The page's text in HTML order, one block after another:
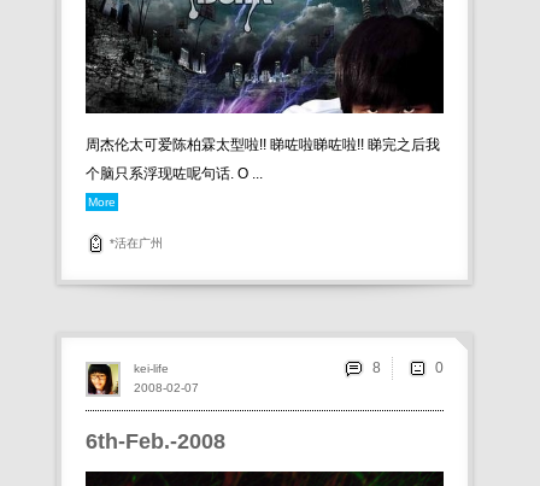
周杰伦太可爱陈柏霖太型啦!! 睇咗啦睇咗啦!! 睇完之后我
个脑只系浮现咗呢句话. O ...
More
*活在广州
6th-Feb.-2008
2008-02-07
kei-life 8